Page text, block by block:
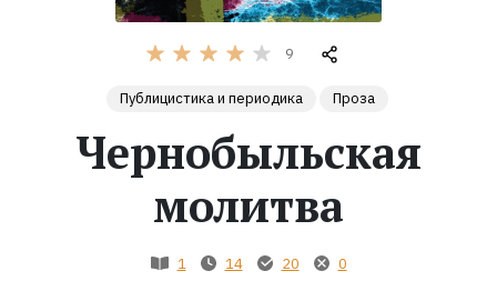
9
Публицистика и периодика Проза
Чернобыльская
молитва
1 14 20 0